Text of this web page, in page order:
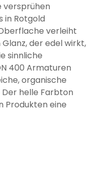
versprühen
in Rotgold
verleiht
der edel wirkt,
sinnliche
400 Armaturen
organische
helle Farbton
Produkten eine